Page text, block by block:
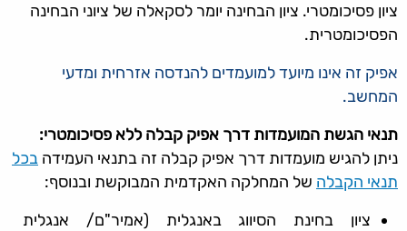
ציון פסיכומטרי. ציון הבחינה יומר לסקאלה של ציוני הבחינה
הפסיכומטרית.
אפיק זה אינו מיועד למועמדים להנדסה אזרחית ומדעי
המחשב.
תנאי הגשת המועמדות דרך אפיק קבלה ללא פסיכומטרי:
ניתן להגיש מועמדות דרך אפיק קבלה זה בתנאי העמידה בכל
תנאי הקבלה של המחלקה האקדמית המבוקשת ובנוסף:
ציון בחינת הסיווג באנגלית (אמיר"ם/ אנגלית